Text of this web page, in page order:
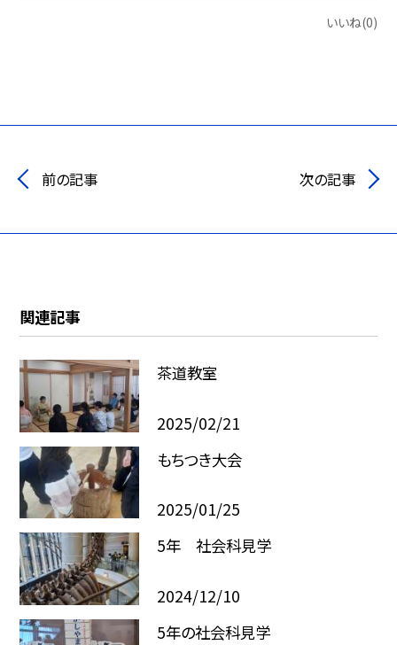
いいね(0)
前の記事 次の記事
関連記事
茶道教室
2025/02/21
もちつき大会
2025/01/25
5年 社会科見学
2024/12/10
5年の社会科見学